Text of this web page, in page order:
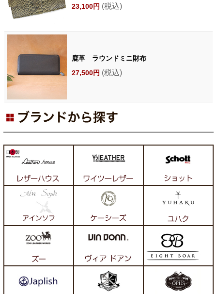
23,100円 (税込)
鹿革 ラウンドミニ財布
27,500円 (税込)